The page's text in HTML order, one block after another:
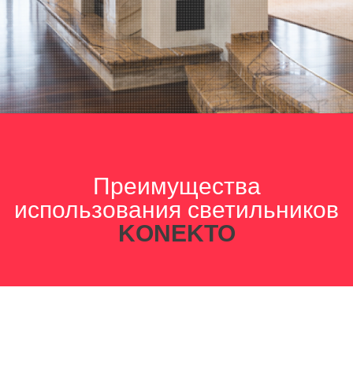
Преимущества
использования светильников
KONEKTO